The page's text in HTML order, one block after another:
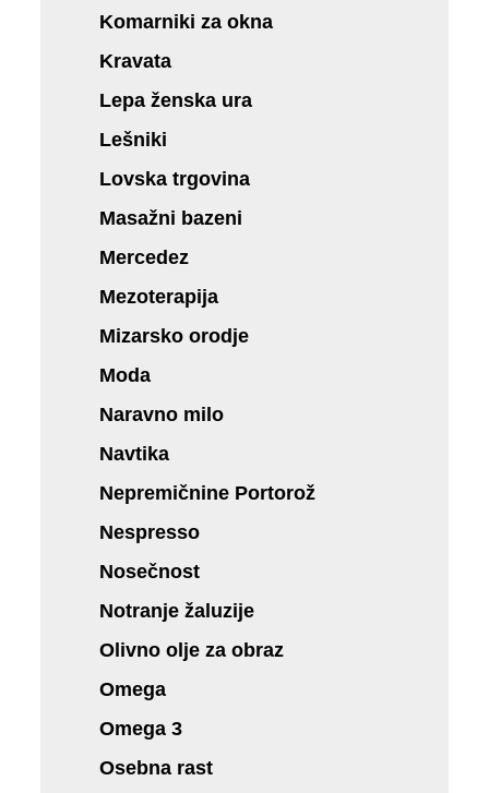
Komarniki za okna
Kravata
Lepa ženska ura
Lešniki
Lovska trgovina
Masažni bazeni
Mercedez
Mezoterapija
Mizarsko orodje
Moda
Naravno milo
Navtika
Nepremičnine Portorož
Nespresso
Nosečnost
Notranje žaluzije
Olivno olje za obraz
Omega
Omega 3
Osebna rast